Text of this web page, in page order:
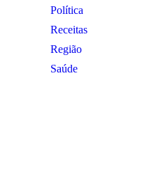
Política
Receitas
Região
Saúde